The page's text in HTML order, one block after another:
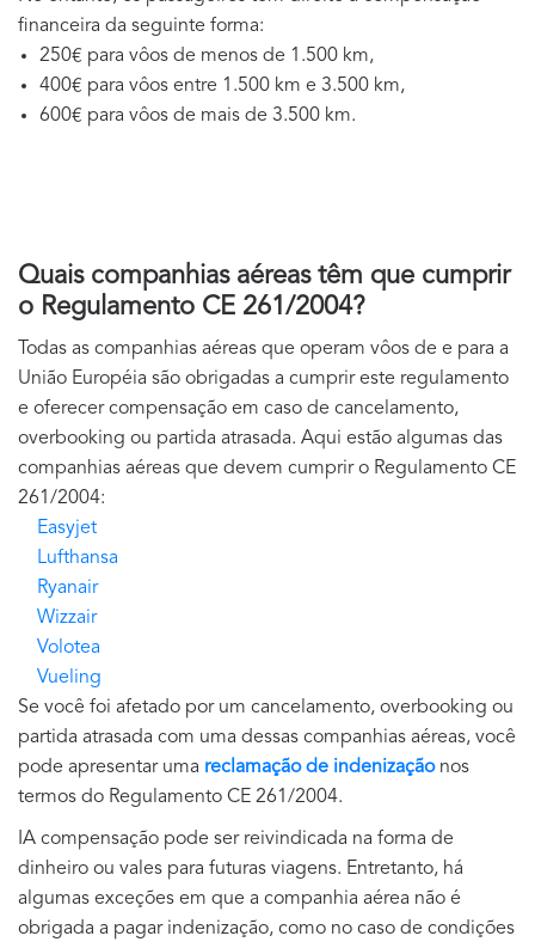
financeira da seguinte forma:
250€ para vôos de menos de 1.500 km,
400€ para vôos entre 1.500 km e 3.500 km,
600€ para vôos de mais de 3.500 km.
Quais companhias aéreas têm que cumprir
o Regulamento CE 261/2004?
Todas as companhias aéreas que operam vôos de e para a
União Européia são obrigadas a cumprir este regulamento
e oferecer compensação em caso de cancelamento,
overbooking ou partida atrasada. Aqui estão algumas das
companhias aéreas que devem cumprir o Regulamento CE
261/2004:
Easyjet
Lufthansa
Ryanair
Wizzair
Volotea
Vueling
Se você foi afetado por um cancelamento, overbooking ou
partida atrasada com uma dessas companhias aéreas, você
pode apresentar uma reclamação de indenização nos
termos do Regulamento CE 261/2004.
IA compensação pode ser reivindicada na forma de
dinheiro ou vales para futuras viagens. Entretanto, há
algumas exceções em que a companhia aérea não é
obrigada a pagar indenização, como no caso de condições